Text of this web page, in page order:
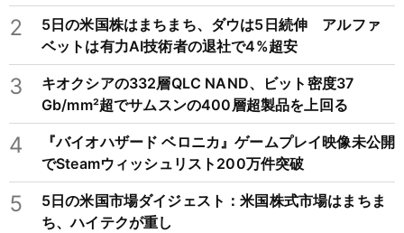
2
5日の米国株はまちまち、ダウは5日続伸 アルファ
ベットは有力AI技術者の退社で4%超安
3
キオクシアの332層QLC NAND、ビット密度37
Gb/mm²超でサムスンの400層超製品を上回る
4
『バイオハザード ベロニカ』ゲームプレイ映像未公開
でSteamウィッシュリスト200万件突破
5
5日の米国市場ダイジェスト：米国株式市場はまちま
ち、ハイテクが重し